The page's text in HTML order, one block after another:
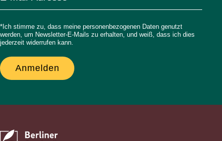
*Ich stimme zu, dass meine personenbezogenen Daten genutzt
werden, um Newsletter-E-Mails zu erhalten, und weiß, dass ich dies
jederzeit widerrufen kann.
Anmelden